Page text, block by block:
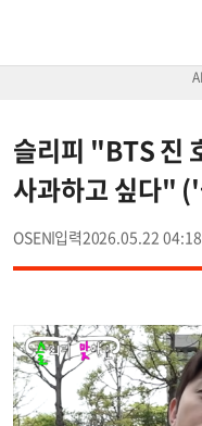
슬리피 "BTS 진
사과하고 싶다"
OSEN 2026.05.22 04:18